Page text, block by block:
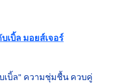
เบิ้ล มอยส์เจอร์
เบิ้ล" ความชุ่มชื้น ควบคู่